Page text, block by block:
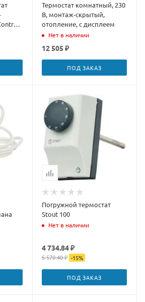
Термостат комнатный, 230
В, монтаж-скрытый,
отопление, с дисплеем
Нет в наличии
12 505 ₽
ПОД ЗАКАЗ
Погружной термостат
Stout 100
Нет в наличии
4 734.84 ₽
5 570.40 ₽ -15%
ПОД ЗАКАЗ